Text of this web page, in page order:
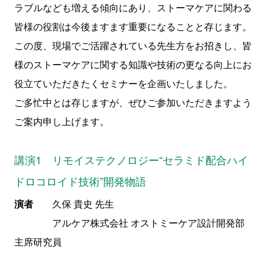
ラブルなども増える傾向にあり、ストーマケアに関わる
皆様の役割は今後ますます重要になることと存じます。
この度、現場でご活躍されている先生方をお招きし、皆
様のストーマケアに関する知識や技術の更なる向上にお
役立ていただきたくセミナーを企画いたしました。
ご多忙中とは存じますが、ぜひご参加いただきますよう
ご案内申し上げます。
講演1 リモイステクノロジー“セラミド配合ハイ
ドロコロイド技術”開発物語
演者久保 貴史 先生
アルケア株式会社 オストミーケア設計開発部
主席研究員